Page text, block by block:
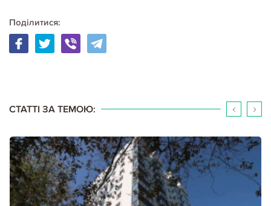
Поділитися:
СТАТТІ ЗА ТЕМОЮ:
20.04.2020
Детальніше...